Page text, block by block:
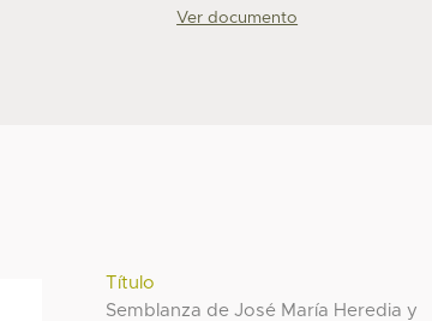
Ver documento
Título
Semblanza de José María Heredia y